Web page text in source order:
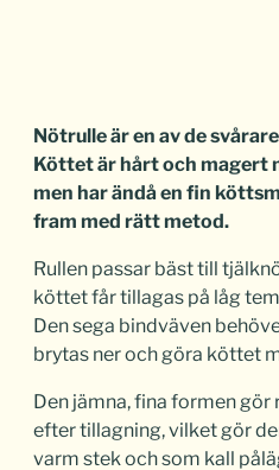
Nötrulle är en av de
Köttet är hårt och magert
men har ändå en fin
fram med rätt metod.
Rullen passar bäst till
köttet får tillagas på låg
Den sega bindväven
brytas ner och göra köttet
Den jämna, fina formen
efter tillagning, vilket gör
varm stek och som kall